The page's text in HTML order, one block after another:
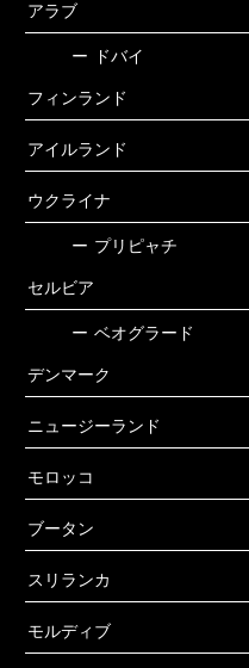
アラブ
ー ドバイ
フィンランド
アイルランド
ウクライナ
ー プリピャチ
セルビア
ー ベオグラード
デンマーク
ニュージーランド
モロッコ
ブータン
スリランカ
モルディブ